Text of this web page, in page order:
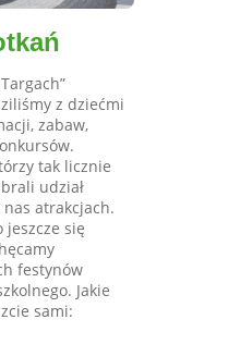
z dziećmi
zabaw,
tak licznie
udział
atrakcjach.
jeszcze się
festynów
Jakie
sami: